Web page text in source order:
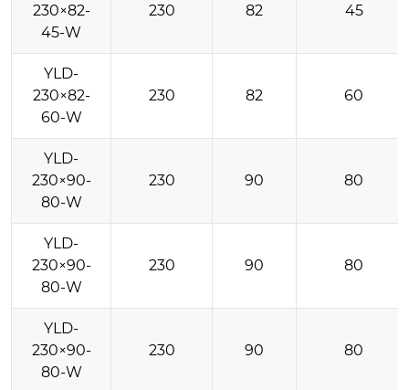
230×82-
45-W
230 82 45
YLD-
230×82-
60-W
230 82 60
YLD-
230×90-
80-W
230 90 80
YLD-
230×90-
80-W
230 90 80
YLD-
230×90-
80-W
230 90 80